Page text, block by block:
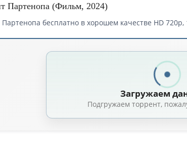
Партенопа (Фильм, 2024)
Партенопа бесплатно в хорошем качестве HD
— Партенопа / Parthenope (2024)
/ Parthenope (Паоло Соррентино / Paolo Sorrentino)
(Паоло Соррентино / Paolo Sorrentino) [2024, Италия,
(Паоло Соррентино / Paolo Sorrentino) [2024,
(Паоло Соррентино / Paolo Sorrentino) [2024, Италия,
Загружаем
Подгружаем торрент,